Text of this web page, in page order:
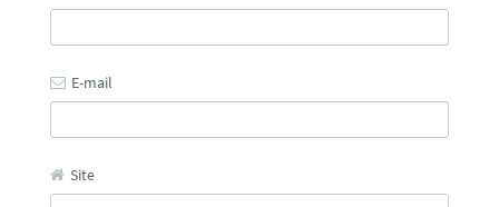
E-mail
Site